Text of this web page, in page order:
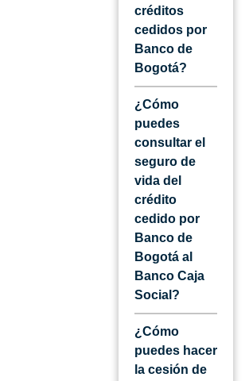
créditos
cedidos por
Banco de
Bogotá?
¿Cómo
puedes
consultar el
seguro de
vida del
crédito
cedido por
Banco de
Bogotá al
Banco Caja
Social?
¿Cómo
puedes hacer
la cesión de